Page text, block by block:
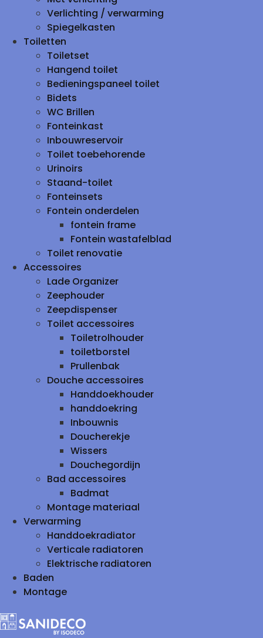
Verlichting / verwarming
Spiegelkasten
Toiletten
Toiletset
Hangend toilet
Bedieningspaneel toilet
Bidets
WC Brillen
Fonteinkast
Inbouwreservoir
Toilet toebehorende
Urinoirs
Staand-toilet
Fonteinsets
Fontein onderdelen
fontein frame
Fontein wastafelblad
Toilet renovatie
Accessoires
Lade Organizer
Zeephouder
Zeepdispenser
Toilet accessoires
Toiletrolhouder
toiletborstel
Prullenbak
Douche accessoires
Handdoekhouder
handdoekring
Inbouwnis
Doucherekje
Wissers
Douchegordijn
Bad accessoires
Badmat
Montage materiaal
Verwarming
Handdoekradiator
Verticale radiatoren
Elektrische radiatoren
Baden
Montage